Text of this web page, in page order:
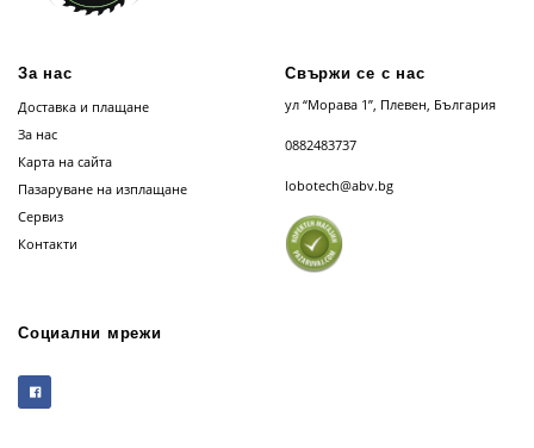
За нас
Доставка и плащане
За нас
Карта на сайта
Пазаруване на изплащане
Сервиз
Контакти
Свържи се с нас
ул “Морава 1”, Плевен, България
0882483737
lobotech@abv.bg
Социални мрежи